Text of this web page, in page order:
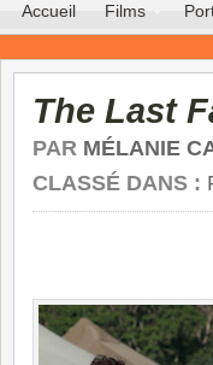
Accueil Films
The Last
PAR MÉLANIE
CLASSÉ DANS :